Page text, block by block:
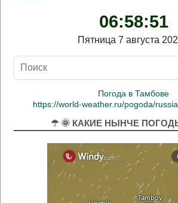
06:58:51
Пятница 7 августа
Погода в Тамбове
https://world-weather.ru/pogoda/
☂ 🌞 КАКИЕ НЫНЧЕ